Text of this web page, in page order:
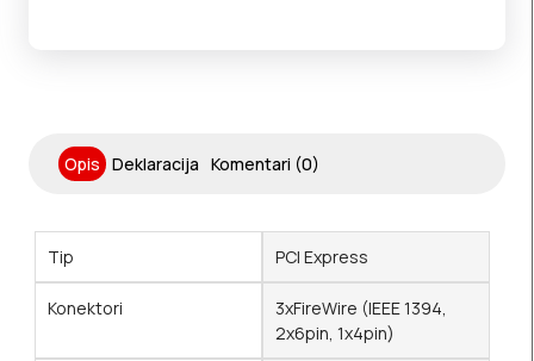
Opis Deklaracija Komentari (0)
Tip PCI Express
Konektori
3xFireWire (IEEE 1394,
2x6pin, 1x4pin)